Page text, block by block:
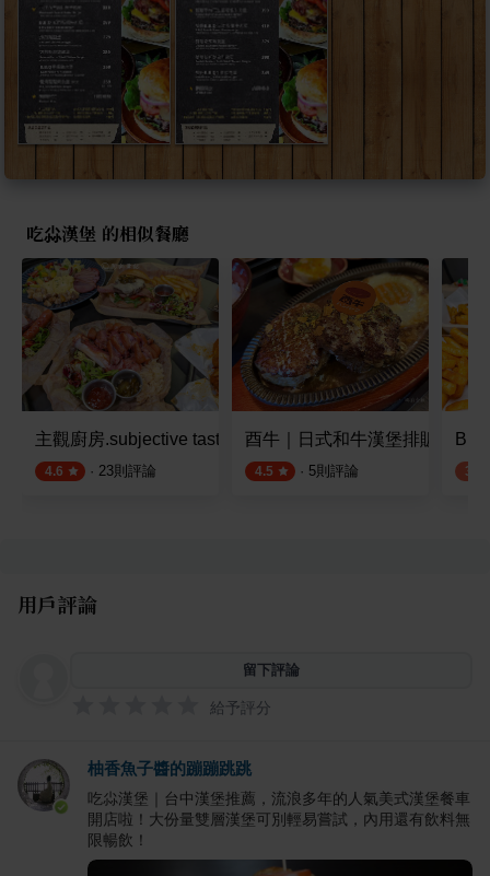
吃尛漢堡 的相似餐廳
主觀廚房.subjective taste
4.6 · 23則評論
酉牛｜日式和牛漢堡排販賣店
4.5 · 5則評論 3.8
用戶評論
留下評論
給予評分
柚香魚子醬的蹦蹦跳跳
吃尛漢堡｜台中漢堡推薦，流浪多年的人氣美式漢堡餐車
開店啦！大份量雙層漢堡可別輕易嘗試，內用還有飲料無
限暢飲！